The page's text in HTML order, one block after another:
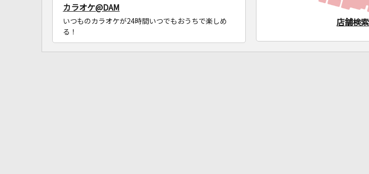
カラオケ@DAM
いつものカラオケが24時間いつでもおうちで楽しめ
る！
店舗検索